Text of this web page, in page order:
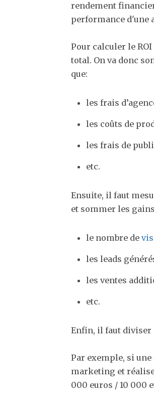
rendement
performance d'une
Pour calculer le
total. On va donc
que:
les frais
les coûts de
les frais de
etc.
Ensuite, il faut
et sommer les
le nombre de
les leads
les ventes
etc.
Enfin, il faut diviser
Par exemple, si
marketing et
000 euros / 10 000